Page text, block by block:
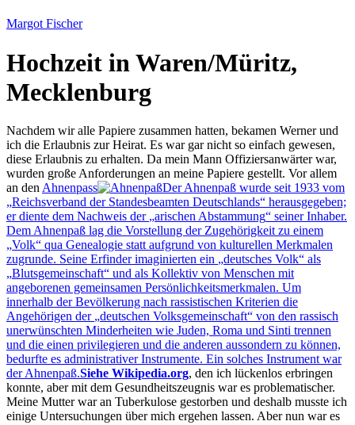
Margot Fischer
Hochzeit in Waren/Müritz,
Mecklenburg
Nachdem wir alle Papiere zusammen hatten, bekamen Werner und
ich die Erlaubnis zur Heirat. Es war gar nicht so einfach gewesen,
diese Erlaubnis zu erhalten. Da mein Mann Offiziersanwärter war,
wurden große Anforderungen an meine Papiere gestellt. Vor allem
an den Ahnenpass
Der Ahnenpaß wurde seit 1933 vom
Reichsverband der Standesbeamten Deutschlands
herausgegeben;
er diente dem Nachweis der arischen Abstammung
seiner Inhaber.
Dem Ahnenpaß lag die Vorstellung der Zugehörigkeit zu einem
Volk
qua Genealogie statt aufgrund von kulturellen Merkmalen
zugrunde. Seine Erfinder imaginierten ein
deutsches Volk
als
Blutsgemeinschaft
und als Kollektiv von Menschen mit
angeborenen gemeinsamen Persönlichkeitsmerkmalen. Um
innerhalb der Bevölkerung nach rassistischen Kriterien die
Angehörigen der deutschen Volksgemeinschaft
von den rassisch
unerwünschten Minderheiten wie Juden, Roma und Sinti trennen
und die einen privilegieren und die anderen aussondern zu können,
bedurfte es administrativer Instrumente. Ein solches Instrument war
der Ahnenpaß.Siehe Wikipedia.org, den ich lückenlos erbringen
konnte, aber mit dem Gesundheitszeugnis war es problematischer.
Meine Mutter war an Tuberkulose gestorben und deshalb musste ich
einige Untersuchungen über mich ergehen lassen. Aber nun war es